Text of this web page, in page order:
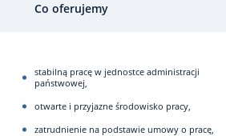
Co oferujemy
stabilną pracę w jednostce administracji
państwowej,
otwarte i przyjazne środowisko pracy,
zatrudnienie na podstawie umowy o pracę,